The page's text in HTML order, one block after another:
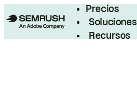
Precios
Soluciones
Recursos